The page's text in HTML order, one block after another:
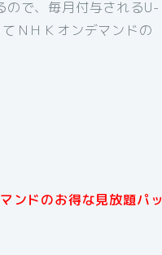
ので、毎月付与されるU-
ＮＨＫオンデマンドの
ンドのお得な見放題パッ